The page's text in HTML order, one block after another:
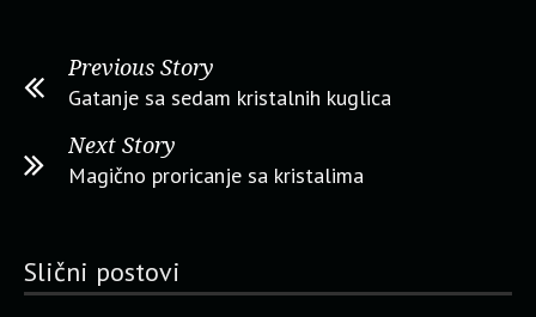
Previous Story
Gatanje sa sedam kristalnih kuglica
Next Story
Magično proricanje sa kristalima
Slični postovi